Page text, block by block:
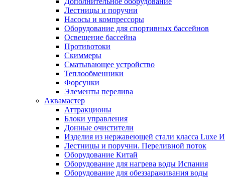
Лестницы и поручни
Насосы и компрессоры
Оборудование для спортивных бассейнов
Освещение бассейна
Противотоки
Скиммеры
Сматывающее устройство
Теплообменники
Форсунки
Элементы перелива
Аквамастер
Аттракционы
Блоки управления
Донные очистители
Изделия из нержавеющей стали класса Luxe
Лестницы и поручни. Переливной поток
Оборудование Китай
Оборудование для нагрева воды Испания
Оборудование для обеззараживания воды